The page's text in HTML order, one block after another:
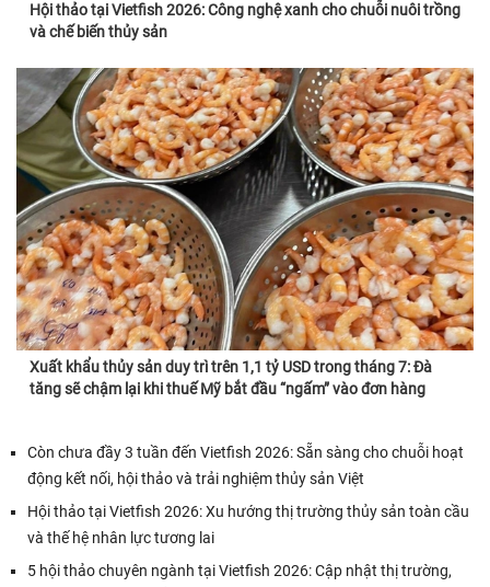
Hội thảo tại Vietfish 2026: Công nghệ xanh cho chuỗi nuôi trồng
và chế biến thủy sản
Xuất khẩu thủy sản duy trì trên 1,1 tỷ USD trong tháng 7: Đà
tăng sẽ chậm lại khi thuế Mỹ bắt đầu “ngấm” vào đơn hàng
Còn chưa đầy 3 tuần đến Vietfish 2026: Sẵn sàng cho chuỗi hoạt
động kết nối, hội thảo và trải nghiệm thủy sản Việt
Hội thảo tại Vietfish 2026: Xu hướng thị trường thủy sản toàn cầu
và thế hệ nhân lực tương lai
5 hội thảo chuyên ngành tại Vietfish 2026: Cập nhật thị trường,